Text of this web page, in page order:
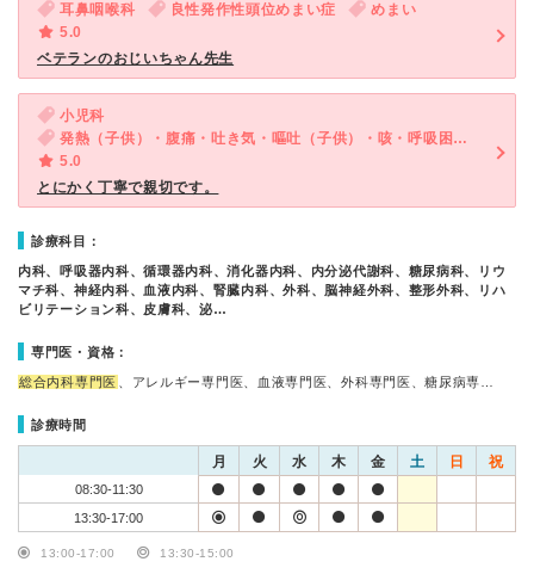
耳鼻咽喉科 良性発作性頭位めまい症
めまい
5.0
ベテランのおじいちゃん先生
小児科
発熱（子供）・腹痛・吐き気・嘔吐（子供）・咳・呼吸困難（子供）・下痢（子供）
5.0
とにかく丁寧で親切です。
診療科目：
内科、呼吸器内科、循環器内科、消化器内科、内分泌代謝科、糖尿病科、リウ
マチ科、神経内科、血液内科、腎臓内科、外科、脳神経外科、整形外科、リハ
ビリテーション科、皮膚科、泌…
専門医・資格：
総合内科専門医 、アレルギー専門医、血液専門医、外科専門医、糖尿病専…
診療時間
月 火 水 木 金 土 日 祝
08:30-11:30
13:30-17:00
13:00-17:00 13:30-15:00